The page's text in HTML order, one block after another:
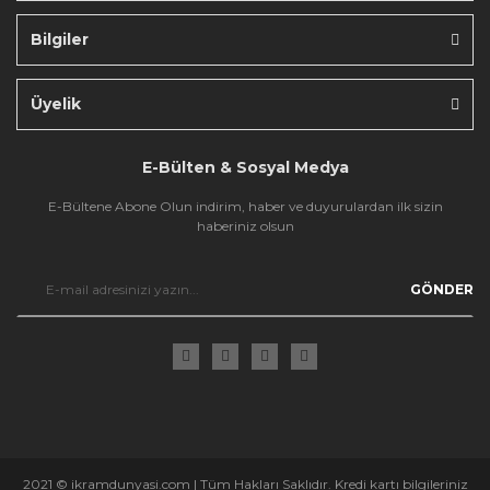
Bilgiler
Üyelik
E-Bülten & Sosyal Medya
E-Bültene Abone Olun indirim, haber ve duyurulardan ilk sizin
haberiniz olsun
GÖNDER
2021 © ikramdunyasi.com | Tüm Hakları Saklıdır. Kredi kartı bilgileriniz